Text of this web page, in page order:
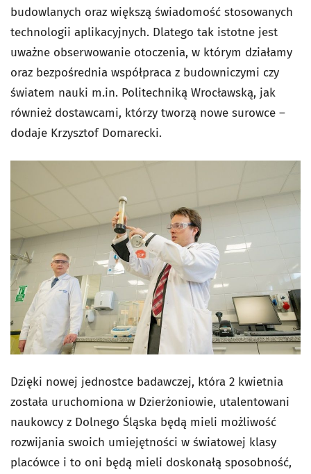
budowlanych oraz większą świadomość stosowanych
technologii aplikacyjnych. Dlatego tak istotne jest
uważne obserwowanie otoczenia, w którym działamy
oraz bezpośrednia współpraca z budowniczymi czy
światem nauki m.in. Politechniką Wrocławską, jak
również dostawcami, którzy tworzą nowe surowce –
dodaje Krzysztof Domarecki.
Dzięki nowej jednostce badawczej, która 2 kwietnia
została uruchomiona w Dzierżoniowie, utalentowani
naukowcy z Dolnego Śląska będą mieli możliwość
rozwijania swoich umiejętności w światowej klasy
placówce i to oni będą mieli doskonałą sposobność,